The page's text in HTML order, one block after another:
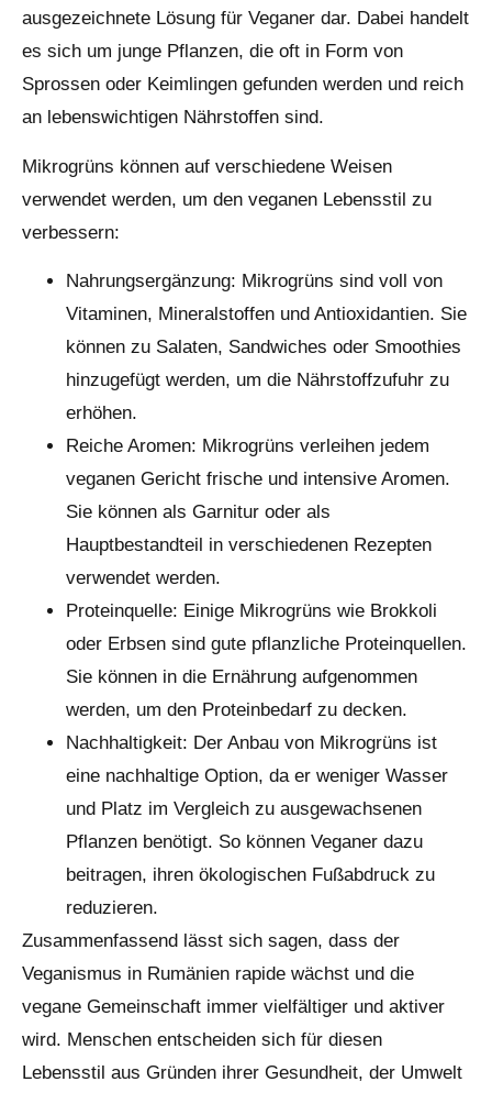
ausgezeichnete Lösung für Veganer dar. Dabei handelt
es sich um junge Pflanzen, die oft in Form von
Sprossen oder Keimlingen gefunden werden und reich
an lebenswichtigen Nährstoffen sind.
Mikrogrüns können auf verschiedene Weisen
verwendet werden, um den veganen Lebensstil zu
verbessern:
Nahrungsergänzung: Mikrogrüns sind voll von
Vitaminen, Mineralstoffen und Antioxidantien. Sie
können zu Salaten, Sandwiches oder Smoothies
hinzugefügt werden, um die Nährstoffzufuhr zu
erhöhen.
Reiche Aromen: Mikrogrüns verleihen jedem
veganen Gericht frische und intensive Aromen.
Sie können als Garnitur oder als
Hauptbestandteil in verschiedenen Rezepten
verwendet werden.
Proteinquelle: Einige Mikrogrüns wie Brokkoli
oder Erbsen sind gute pflanzliche Proteinquellen.
Sie können in die Ernährung aufgenommen
werden, um den Proteinbedarf zu decken.
Nachhaltigkeit: Der Anbau von Mikrogrüns ist
eine nachhaltige Option, da er weniger Wasser
und Platz im Vergleich zu ausgewachsenen
Pflanzen benötigt. So können Veganer dazu
beitragen, ihren ökologischen Fußabdruck zu
reduzieren.
Zusammenfassend lässt sich sagen, dass der
Veganismus in Rumänien rapide wächst und die
vegane Gemeinschaft immer vielfältiger und aktiver
wird. Menschen entscheiden sich für diesen
Lebensstil aus Gründen ihrer Gesundheit, der Umwelt